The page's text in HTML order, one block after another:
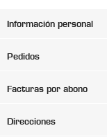
Información personal
Pedidos
Facturas por abono
Direcciones